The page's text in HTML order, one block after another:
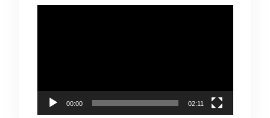
00:00 02:11